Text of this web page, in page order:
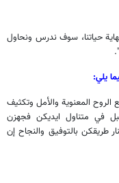
حياتنا، سوف ندرس ونحاول
يلي:
الروح المعنوية والأمل وتكثيف
في متناول ايديكن فجهزن
طريقكن بالتوفيق والنجاح إن